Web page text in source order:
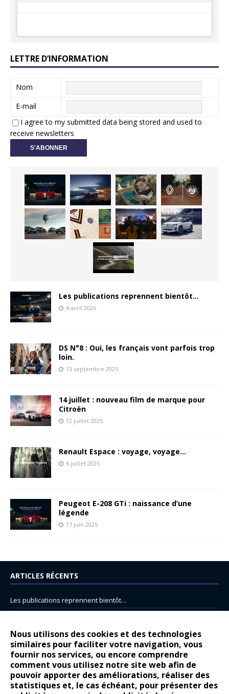
Nous utilisons des cookies et des technologies
similaires pour faciliter votre navigation, vous
fournir nos services, ou encore comprendre
comment vous utilisez notre site web afin de
pouvoir apporter des améliorations, réaliser des
statistiques et, le cas échéant, pour présenter des
LETTRE D’INFORMATION
Nom
E-mail
I agree to my submitted data being stored and used to
receive newsletters
Les publications reprennent bientôt…
4 avril 2026
DS N°8 : Oui, les français vont parfois trop
loin.
13 septembre 2025
14 juillet : nouveau film de marque pour
Citroën
12 juillet 2025
Renault Espace : voyage, voyage…
6 juillet 2025
Peugeot E-208 GTi : naissance d’une
légende
17 juin 2025
ARTICLES RÉCENTS
Les publications reprennent bientôt…
14 juillet : nouveau film de marque pour Citroën
Renault Espace : voyage, voyage…
Peugeot E-208 GTi : naissance d’une légende
COMMENTAIRES RÉCENTS